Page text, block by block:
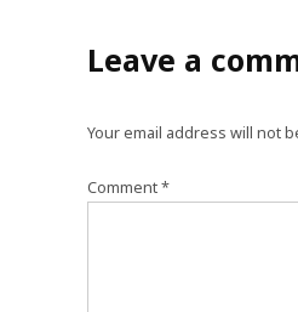
Leave a
Your email address will not
Comment*